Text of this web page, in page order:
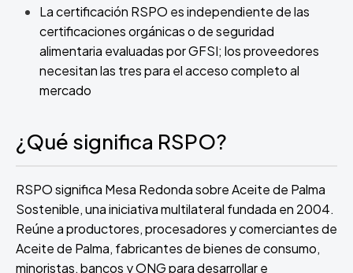
La certificación RSPO es independiente de las
certificaciones orgánicas o de seguridad
alimentaria evaluadas por GFSI; los proveedores
necesitan las tres para el acceso completo al
mercado
¿Qué significa RSPO?
RSPO significa Mesa Redonda sobre Aceite de Palma
Sostenible, una iniciativa multilateral fundada en 2004.
Reúne a productores, procesadores y comerciantes de
Aceite de Palma, fabricantes de bienes de consumo,
minoristas, bancos y ONG para desarrollar e